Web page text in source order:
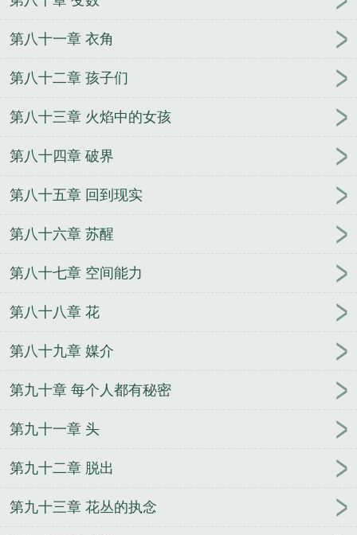
第八十一章 衣角
第八十二章 孩子们
第八十三章 火焰中的女孩
第八十四章 破界
第八十五章 回到现实
第八十六章 苏醒
第八十七章 空间能力
第八十八章 花
第八十九章 媒介
第九十章 每个人都有秘密
第九十一章 头
第九十二章 脱出
第九十三章 花丛的执念